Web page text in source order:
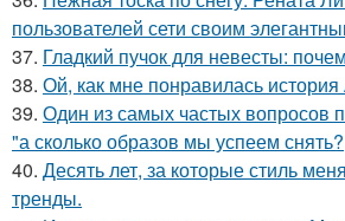
пользователей сети своим
37. Гладкий пучок для невесты:
38. Ой, как мне понравилась
39. Один из самых частых вопросов
"а сколько образов мы успеем снять?
40. Десять лет, за которые стиль
тренды.